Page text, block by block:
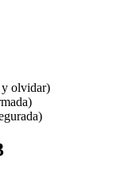
y olvidar)